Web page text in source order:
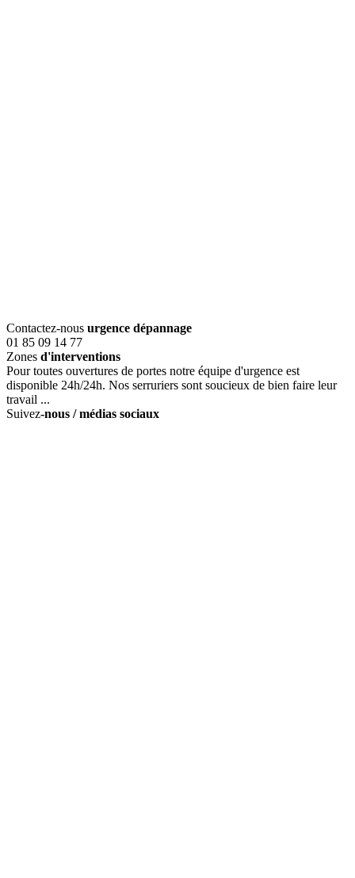
Contactez-nous urgence dépannage
01 85 09 14 77
Zones d'interventions
Pour toutes ouvertures de portes notre équipe d'urgence est
disponible 24h/24h. Nos serruriers sont soucieux de bien faire leur
travail ...
Suivez-nous / médias sociaux